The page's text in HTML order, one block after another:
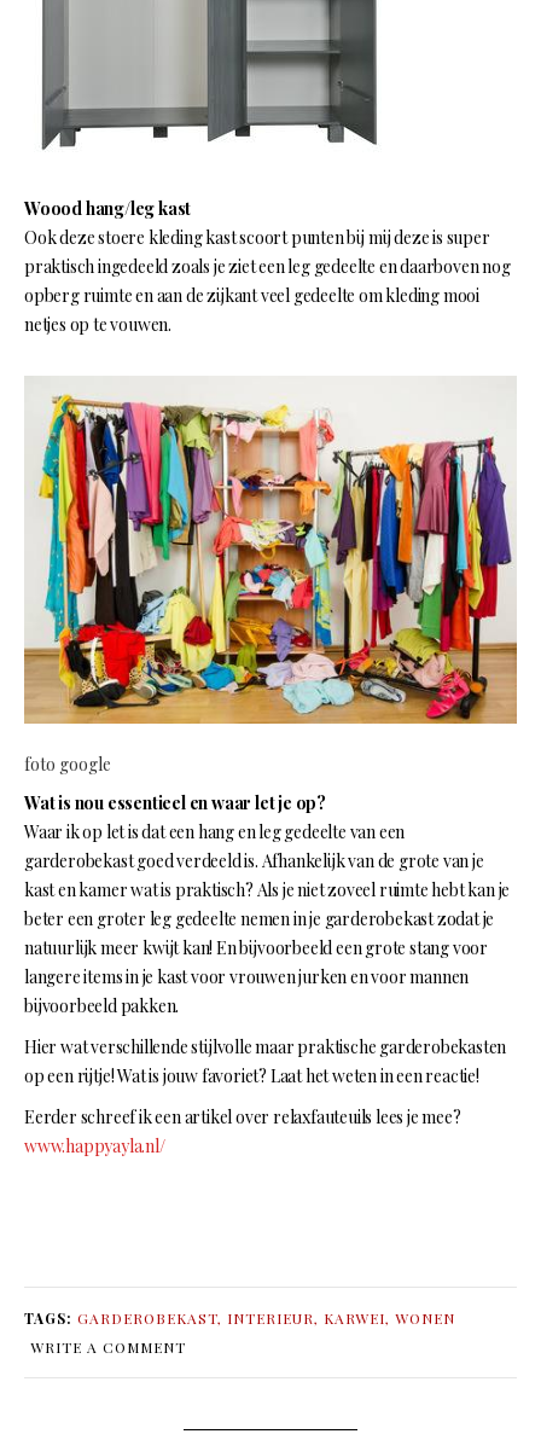
Woood hang/leg kast
Ook deze stoere kleding kast scoort punten bij mij deze is super
praktisch ingedeeld zoals je ziet een leg gedeelte en daarboven nog
opberg ruimte en aan de zijkant veel gedeelte om kleding mooi
netjes op te vouwen.
foto google
Wat is nou essentieel en waar let je op?
Waar ik op let is dat een hang en leg gedeelte van een
garderobekast goed verdeeld is. Afhankelijk van de grote van je
kast en kamer wat is praktisch? Als je niet zoveel ruimte hebt kan je
beter een groter leg gedeelte nemen in je garderobekast zodat je
natuurlijk meer kwijt kan! En bijvoorbeeld een grote stang voor
langere items in je kast voor vrouwen jurken en voor mannen
bijvoorbeeld pakken.
Hier wat verschillende stijlvolle maar praktische garderobekasten
op een rijtje! Wat is jouw favoriet? Laat het weten in een reactie!
Eerder schreef ik een artikel over relaxfauteuils lees je mee?
www.happyayla.nl/
TAGS: GARDEROBEKAST, INTERIEUR, KARWEI, WONEN
WRITE A COMMENT